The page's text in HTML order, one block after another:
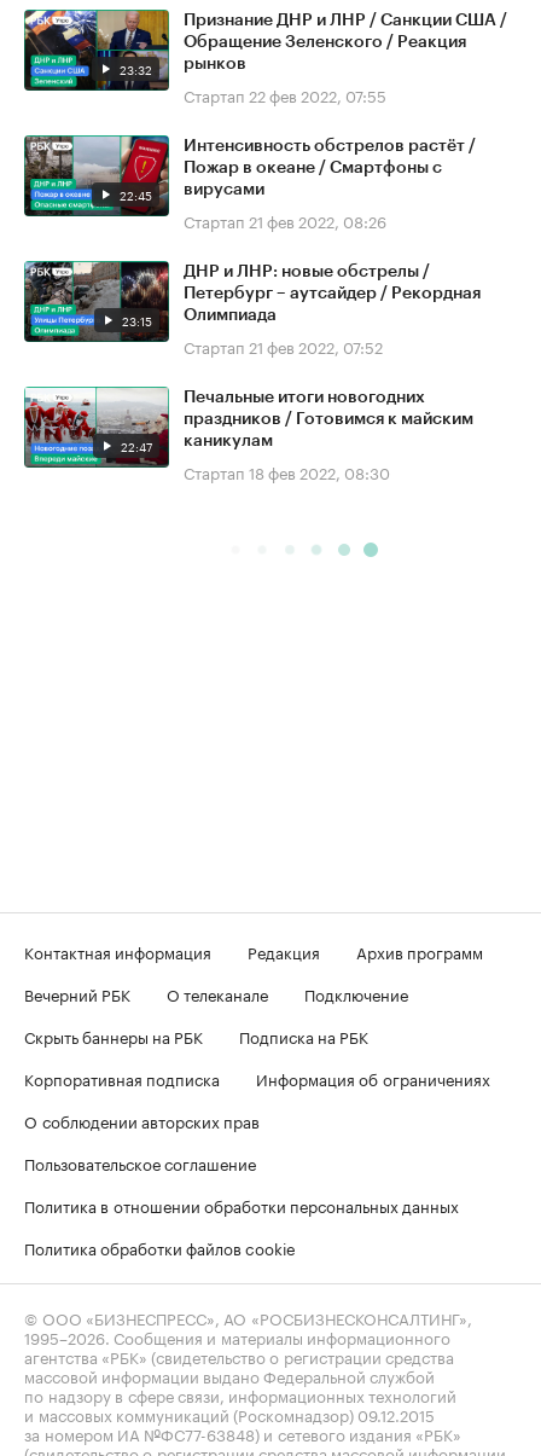
23:32
Признание ДНР и ЛНР / Санкции США /
Обращение Зеленского / Реакция
рынков
Стартап 22 фев 2022, 07:55
22:45
Интенсивность обстрелов растёт /
Пожар в океане / Смартфоны с
вирусами
Стартап 21 фев 2022, 08:26
23:15
ДНР и ЛНР: новые обстрелы /
Петербург – аутсайдер / Рекордная
Олимпиада
Стартап 21 фев 2022, 07:52
22:47
Печальные итоги новогодних
праздников / Готовимся к майским
каникулам
Стартап 18 фев 2022, 08:30
Контактная информация Редакция
Архив программ
Вечерний РБК
О телеканале
Подключение
Скрыть баннеры на РБК
Подписка на РБК
Корпоративная подписка
Информация об ограничениях
О соблюдении авторских прав
Пользовательское соглашение
Политика в отношении обработки персональных данных
Политика обработки файлов cookie
© ООО «БИЗНЕСПРЕСС», АО «РОСБИЗНЕСКОНСАЛТИНГ»,
1995–2026 . Сообщения и материалы информационного
агентства «РБК» (свидетельство о регистрации средства
массовой информации выдано Федеральной службой
по надзору в сфере связи, информационных технологий
и массовых коммуникаций (Роскомнадзор) 09.12.2015
за номером ИА №ФС77-63848) и сетевого издания «РБК»